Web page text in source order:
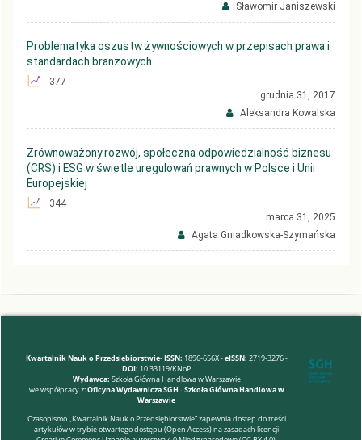
Sławomir Janiszewski
Problematyka oszustw żywnościowych w przepisach prawa i
standardach branżowych
377
grudnia 31, 2017
Aleksandra Kowalska
Zrównoważony rozwój, społeczna odpowiedzialność biznesu
(CRS) i ESG w świetle uregulowań prawnych w Polsce i Unii
Europejskiej
344
marca 31, 2025
Agata Gniadkowska-Szymańska
Kwartalnik Nauk o Przedsiębiorstwie-ISSN: 1896-656X -eISSN: 2719-3276 -
DOI: 10.33119/KNoP
Wydawca: Szkoła Główna Handlowa w Warszawie
we współpracy z:Oficyna Wydawnicza SGH -Szkoła Główna Handlowa w
Warszawie
Czasopismo „Kwartalnik Nauk o Przedsiębiorstwie” zapewnia dostęp do treści
artykułów w trybie otwartego dostępu (Open Access) na zasadach licencji